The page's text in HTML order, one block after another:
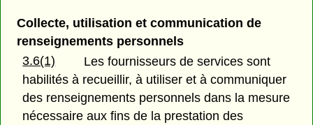
Collecte, utilisation et communication de
renseignements personnels
3.6(1)
Les fournisseurs de services sont
habilités à recueillir, à utiliser et à communiquer
des renseignements personnels dans la mesure
nécessaire aux fins de la prestation des